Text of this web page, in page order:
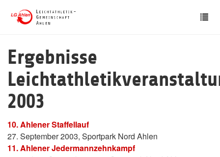
Ergebnisse
2003
10. Ahlener Staffellauf
27. September 2003, Sportpark Nord Ahlen
11. Ahlener Jedermannzehnkampf